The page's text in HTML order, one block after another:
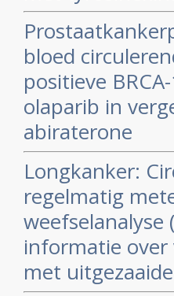
bloed
positieve
olaparib in
abiraterone
Longkanker:
regelmatig
informatie
met